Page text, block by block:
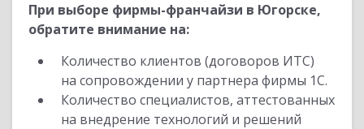
При выборе фирмы-франчайзи в Югорске,
обратите внимание на:
Количество клиентов (договоров ИТС)
на сопровождении у партнера фирмы 1С.
Количество специалистов, аттестованных
на внедрение технологий и решений